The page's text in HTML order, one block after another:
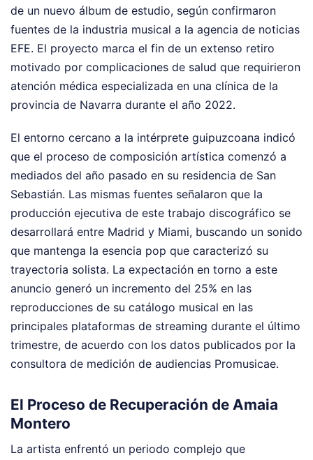
de un nuevo álbum de estudio, según confirmaron
fuentes de la industria musical a la agencia de noticias
EFE. El proyecto marca el fin de un extenso retiro
motivado por complicaciones de salud que requirieron
atención médica especializada en una clínica de la
provincia de Navarra durante el año 2022.
El entorno cercano a la intérprete guipuzcoana indicó
que el proceso de composición artística comenzó a
mediados del año pasado en su residencia de San
Sebastián. Las mismas fuentes señalaron que la
producción ejecutiva de este trabajo discográfico se
desarrollará entre Madrid y Miami, buscando un sonido
que mantenga la esencia pop que caracterizó su
trayectoria solista. La expectación en torno a este
anuncio generó un incremento del 25% en las
reproducciones de su catálogo musical en las
principales plataformas de streaming durante el último
trimestre, de acuerdo con los datos publicados por la
consultora de medición de audiencias Promusicae.
El Proceso de Recuperación de Amaia
Montero
La artista enfrentó un periodo complejo que